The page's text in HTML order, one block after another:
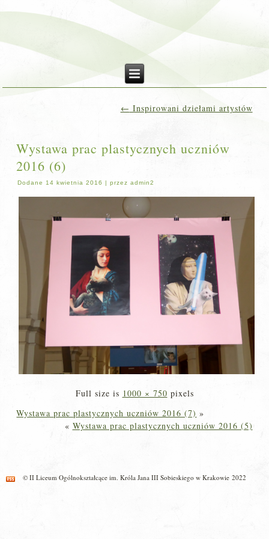
← Inspirowani dziełami artystów
Wystawa prac plastycznych uczniów
2016 (6)
Dodane 14 kwietnia 2016 |przez admin2
Full size is 1000 × 750 pixels
Wystawa prac plastycznych uczniów 2016 (7) »
« Wystawa prac plastycznych uczniów 2016 (5)
© II Liceum Ogólnokształcące im. Króla Jana III Sobieskiego w Krakowie 2022